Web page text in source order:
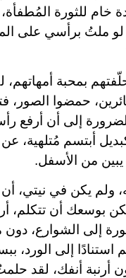
خام للثورة
لو ملتُ برأسي على
بمحبة أمهاتهم،
حمضوا الصور،
إلى أن أرفع
أبتسم مُتلهية، عن
من الأسفل.
ولم يكن في نيتي، أن
بوسعك أن تتكلم،
إلى الشوارع، دون
إلى الورد،
أرنبة أنفك، لقد